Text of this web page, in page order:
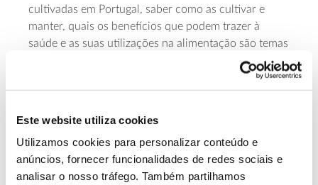
Este website utiliza cookies
Utilizamos cookies para personalizar conteúdo e
anúncios, fornecer funcionalidades de redes sociais e
analisar o nosso tráfego. Também partilhamos
cultivadas em Portugal, saber como as cultivar e
manter, quais os benefícios que podem trazer à
saúde e as suas utilizações na alimentação são temas
a desenvolver nesta formação, que decorre entre as
10 e as 17:00 horas. O curso é promovido pela
Associação dos Amigos do Jardim Botânico da Ajuda
Saiba mais